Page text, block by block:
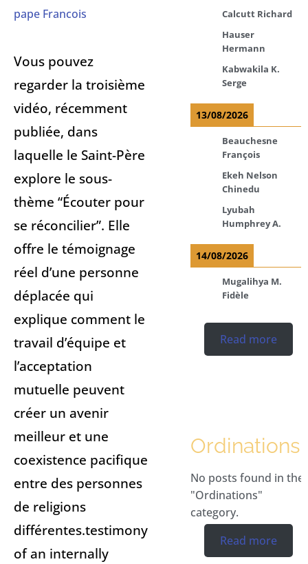
pape Francois
Vous pouvez
regarder la troisième
vidéo, récemment
publiée, dans
laquelle le Saint-Père
explore le sous-
thème “Écouter pour
se réconcilier”. Elle
offre le témoignage
réel d’une personne
déplacée qui
explique comment le
travail d’équipe et
l’acceptation
mutuelle peuvent
créer un avenir
meilleur et une
coexistence pacifique
entre des personnes
de religions
différentes.testimony
of an internally
Calcutt Richard
Hauser
Hermann
Kabwakila K.
Serge
13/08/2026
Beauchesne
François
Ekeh Nelson
Chinedu
Lyubah
Humphrey A.
14/08/2026
Mugalihya M.
Fidèle
Read more
Ordinations
No posts found in the
"Ordinations"
category.
Read more